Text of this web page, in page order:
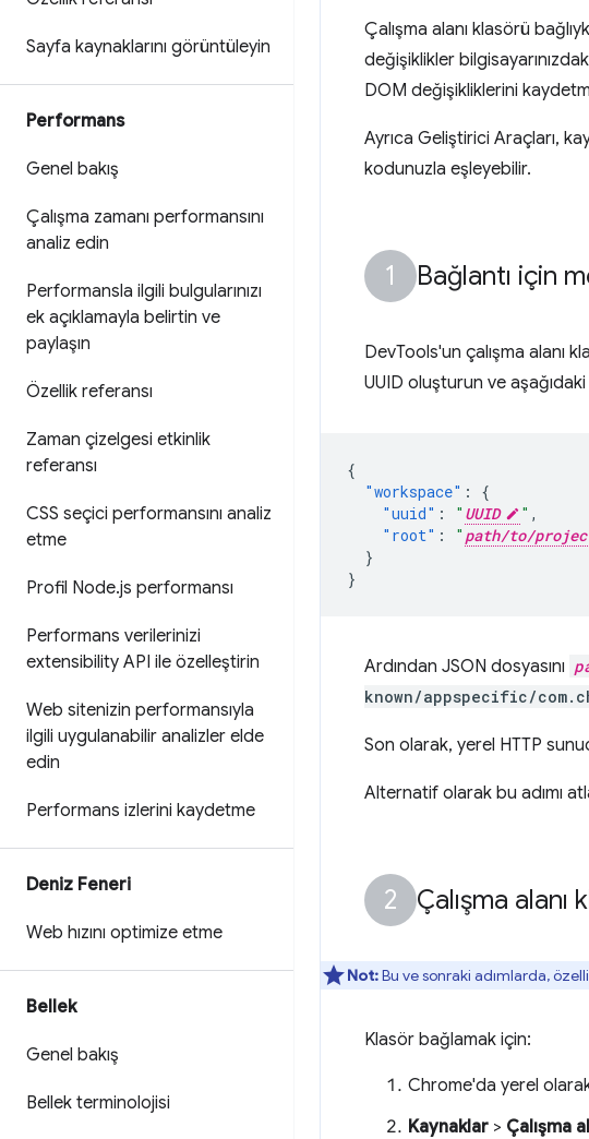
Sayfa kaynaklarını görüntüleyin
Performans
Genel bakış
Çalışma zamanı performansını
analiz edin
Performansla ilgili bulgularınızı
ek açıklamayla belirtin ve
paylaşın
Özellik referansı
Zaman çizelgesi etkinlik
referansı
CSS seçici performansını analiz
etme
Profil Node.js performansı
Performans verilerinizi
extensibility API ile özelleştirin
Web sitenizin performansıyla
ilgili uygulanabilir analizler elde
edin
Performans izlerini kaydetme
Deniz Feneri
Web hızını optimize etme
Bellek
Genel bakış
Bellek terminolojisi
Çalışma alanı klasörü
değişiklikler
DOM değişikliklerini
Ayrıca Geliştirici Araçları,
kodunuzla eşleyebilir.
Bağlantı için
DevTools'un çalışma alanı
UUID oluşturun ve
{
"workspace" :
{
"uuid" : " UUID " ,
"root" : " path/to/
}
}
Ardından JSON dosyasını
known/appspecific/
Son olarak, yerel HTTP
Alternatif olarak bu adımı
Çalışma
Not:Bu ve sonraki adımlarda,
Klasör bağlamak için:
Chrome'da yerel
Kaynaklar > Çalışma